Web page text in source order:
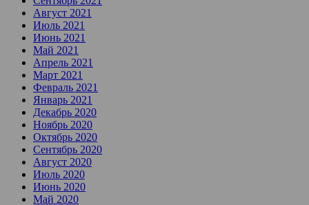
Август 2021
Июль 2021
Июнь 2021
Май 2021
Апрель 2021
Март 2021
Февраль 2021
Январь 2021
Декабрь 2020
Ноябрь 2020
Октябрь 2020
Сентябрь 2020
Август 2020
Июль 2020
Июнь 2020
Май 2020